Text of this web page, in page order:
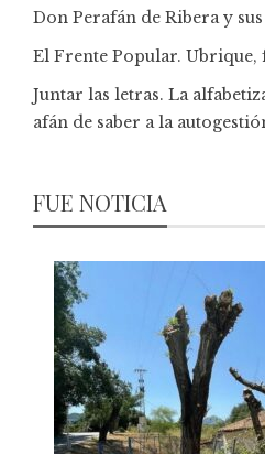
Don Perafán de Ribera y
El Frente Popular. Ubrique,
Juntar las letras. La
afán de saber a la
FUE NOTICIA